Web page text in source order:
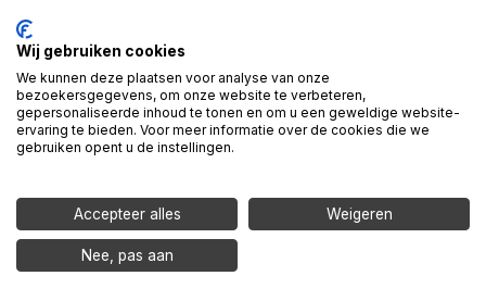
info@proudnerds.com
© 2026 Access Denied. Een
initiatief van Proud Nerds
en Cardan Technobilty.
Het onderzoek
Digitale toegankelijkheid
Cardan x Proud Nerds
Wij gebruiken cookies
We kunnen deze plaatsen voor analyse van onze
bezoekersgegevens, om onze website te verbeteren,
gepersonaliseerde inhoud te tonen en om u een geweldige website-
ervaring te bieden. Voor meer informatie over de cookies die we
gebruiken opent u de instellingen.
Accepteer alles Weigeren
Nee, pas aan